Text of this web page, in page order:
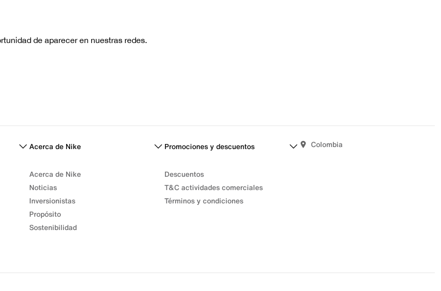
Acerca de Nike
Acerca de Nike
Noticias
Inversionistas
Propósito
Sostenibilidad
Promociones y descuentos
Descuentos
T&C actividades comerciales
Términos y condiciones
Colombia